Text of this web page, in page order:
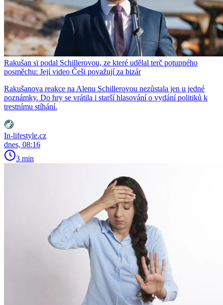
Rakušan si podal Schillerovou, ze které udělal terč potupného
posměchu: Její video Češi považují za bizár
Rakušanova reakce na Alenu Schillerovou nezůstala jen u jedné
poznámky. Do hry se vrátila i starší hlasování o vydání politiků k
trestnímu stíhání.
In-lifestyle.cz
dnes, 08:16
3 min